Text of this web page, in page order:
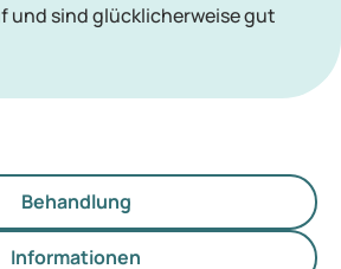
und sind glücklicherweise gut
Behandlung
Informationen